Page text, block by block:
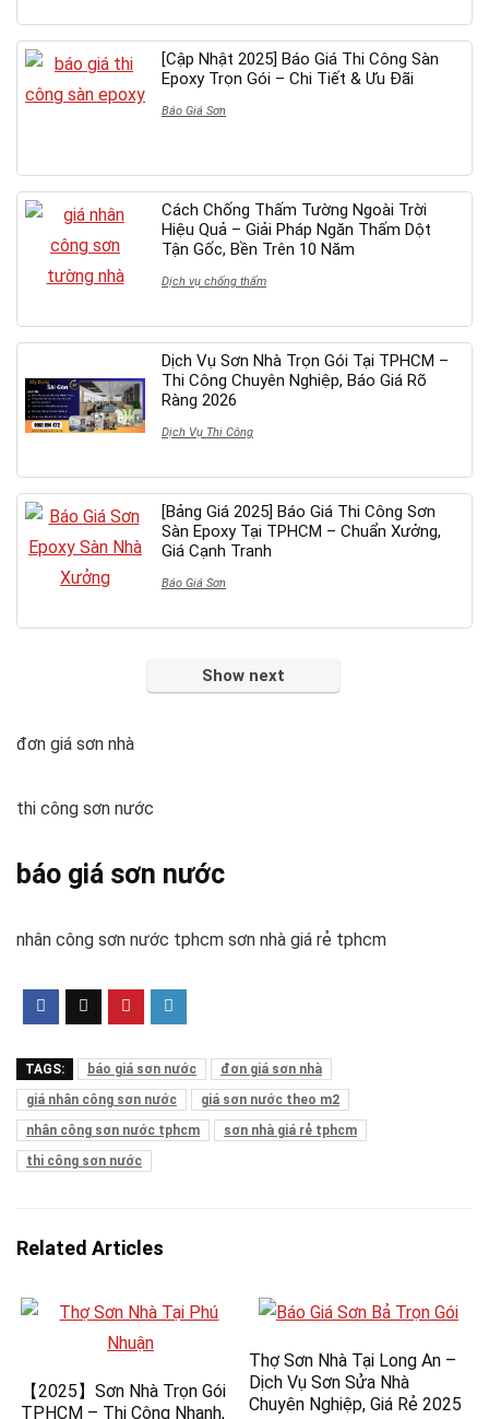
[Cập Nhật 2025] Báo Giá Thi Công Sàn
Epoxy Trọn Gói – Chi Tiết & Ưu Đãi
Báo Giá Sơn
Cách Chống Thấm Tường Ngoài Trời
Hiệu Quả – Giải Pháp Ngăn Thấm Dột
Tận Gốc, Bền Trên 10 Năm
Dịch vụ chống thấm
Dịch Vụ Sơn Nhà Trọn Gói Tại TPHCM –
Thi Công Chuyên Nghiệp, Báo Giá Rõ
Ràng 2026
Dịch Vụ Thi Công
[Bảng Giá 2025] Báo Giá Thi Công Sơn
Sàn Epoxy Tại TPHCM – Chuẩn Xưởng,
Giá Cạnh Tranh
Báo Giá Sơn
Show next
đơn giá sơn nhà
thi công sơn nước
báo giá sơn nước
nhân công sơn nước tphcm sơn nhà giá rẻ tphcm
TAGS: báo giá sơn nước
đơn giá sơn nhà
giá nhân công sơn nước
giá sơn nước theo m2
nhân công sơn nước tphcm
sơn nhà giá rẻ tphcm
thi công sơn nước
Related Articles
【2025】Sơn Nhà Trọn Gói
TPHCM – Thi Công Nhanh,
Thợ Sơn Nhà Tại Long An –
Dịch Vụ Sơn Sửa Nhà
Chuyên Nghiệp, Giá Rẻ 2025